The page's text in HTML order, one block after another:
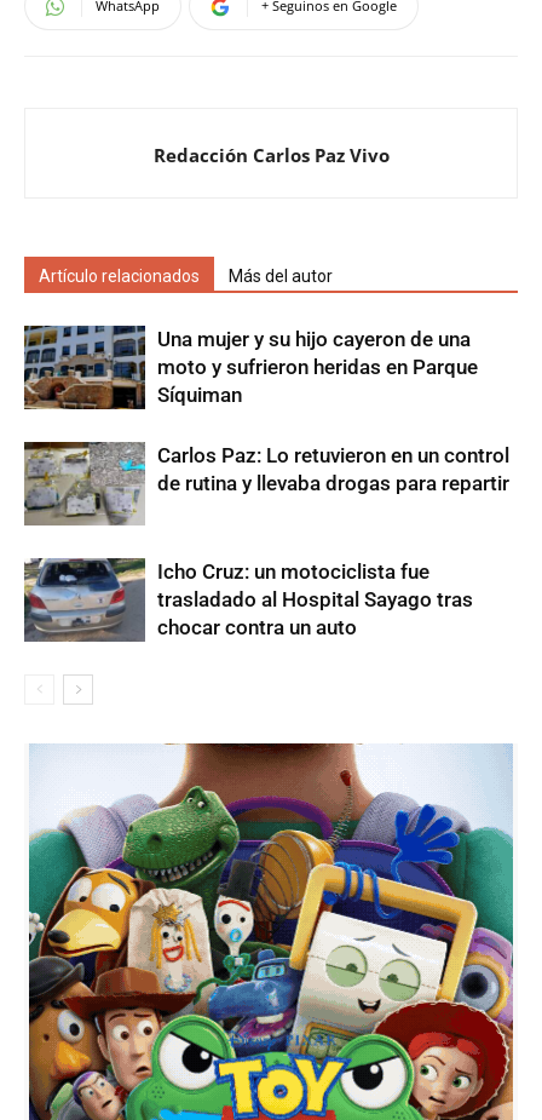
WhatsApp + Seguinos en Google
Redacción Carlos Paz Vivo
Artículo relacionados Más del autor
Una mujer y su hijo cayeron de una
moto y sufrieron heridas en Parque
Síquiman
Carlos Paz: Lo retuvieron en un control
de rutina y llevaba drogas para repartir
Icho Cruz: un motociclista fue
trasladado al Hospital Sayago tras
chocar contra un auto